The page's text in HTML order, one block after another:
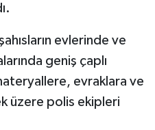
evlerinde ve
geniş çaplı
evraklara ve
üzere polis ekipleri